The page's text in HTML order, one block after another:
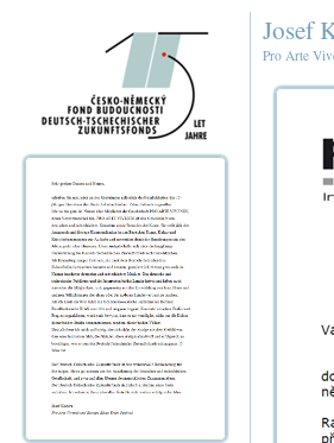
Josef
Pro Arte